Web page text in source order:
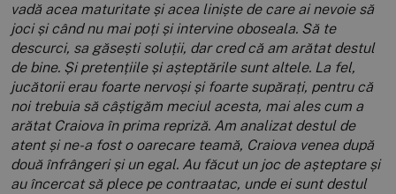
vadă acea maturitate și acea liniște de care ai nevoie să
joci și când nu mai poți și intervine oboseala. Să te
descurci, sa găsești soluții, dar cred că am arătat destul
de bine. Și pretențiile și așteptările sunt altele. La fel,
jucătorii erau foarte nervoși și foarte supărați, pentru că
noi trebuia să câștigăm meciul acesta, mai ales cum a
arătat Craiova în prima repriză. Am analizat destul de
atent și ne-a fost o oarecare teamă, Craiova venea după
două înfrângeri și un egal. Au făcut un joc de așteptare și
au încercat să plece pe contraatac, unde ei sunt destul